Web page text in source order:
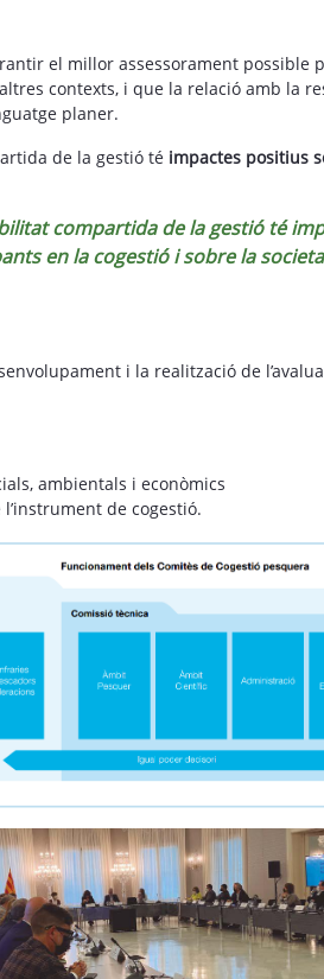
el millor assessorament
contexts, i que la relació amb la
planer.
de la gestió té impactes positius
compartida de la gestió té
en la cogestió i sobre la
i la realització de
ambientals i econòmics
de cogestió.